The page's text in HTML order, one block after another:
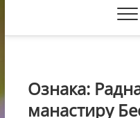
Ознака:
манастиру